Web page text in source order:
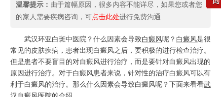
温馨提示： 由于篇幅原因，很多内容不能详尽，如果您或者您
的家人需要疾病咨询，可点击此处进行免费沟通
武汉环亚白斑中医院？什么因素会导致白癜风呢？ 白癜风是很
常见的皮肤疾病，患者出现白癜风之后，要积极的进行检查治疗。
但是患者不要盲目的对白癜风进行治疗，而是要针对白癜风出现的
原因进行治疗。对于白癜风患者来说，针对性的治疗白癜风可以有
利于白癜风的治疗。那么什么因素会导致白癜风呢？下面来看看武